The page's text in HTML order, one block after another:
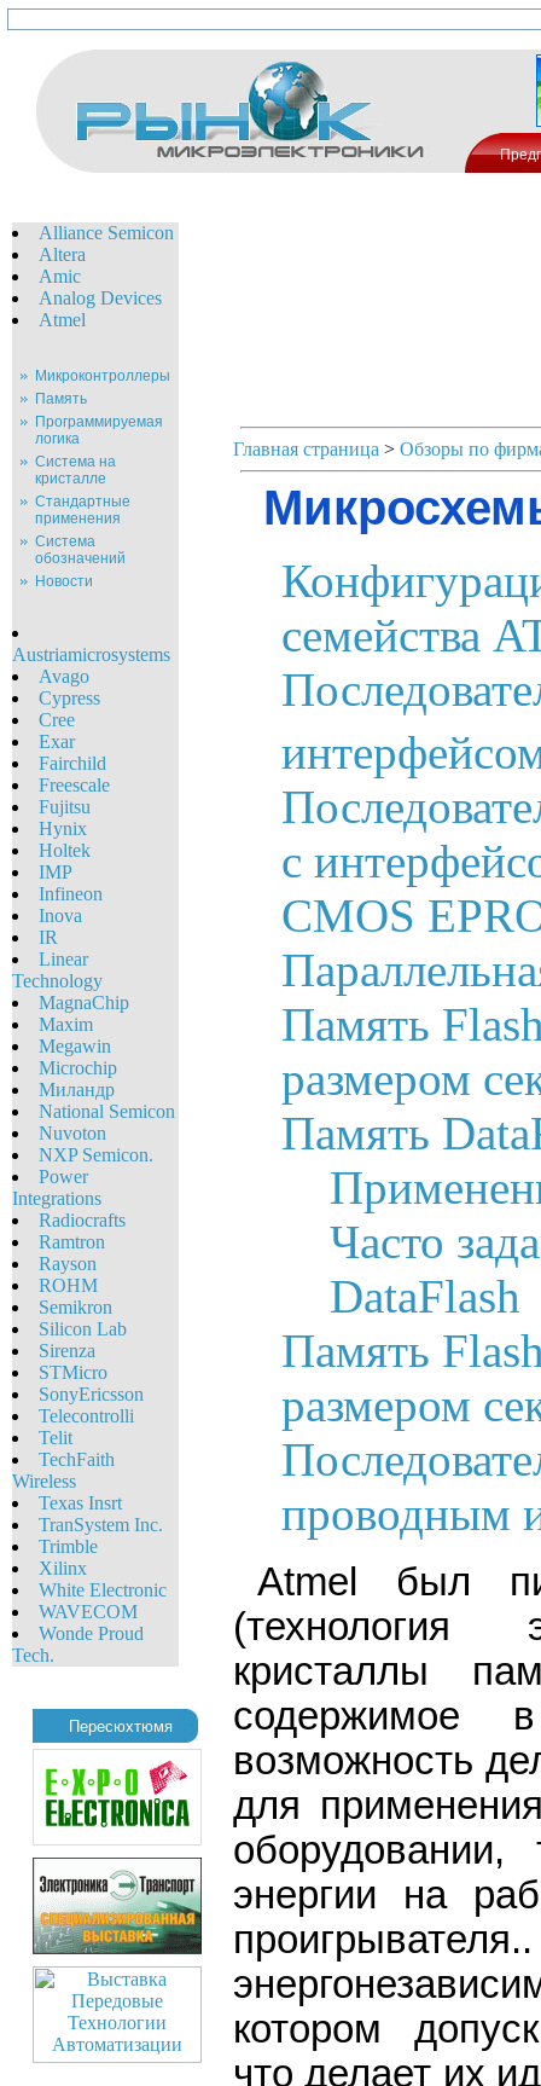
Alliance Semicon
Altera
Amic
Analog Devices
Atmel
Микроконтроллеры
Память
Программируемая
логика
Система на
кристалле
Стандартные
применения
Система
обозначений
Новости
Austriamicrosystems
Avago
Cypress
Cree
Exar
Fairchild
Freescale
Fujitsu
Hynix
Holtek
IMP
Infineon
Inova
IR
Linear
Technology
MagnaChip
Maxim
Megawin
Microchip
Миландр
National Semicon
Nuvoton
NXP Semicon.
Power
Integrations
Radiocrafts
Ramtron
Rayson
ROHM
Semikron
Silicon Lab
Sirenza
STMicro
SonyEricsson
Telecontrolli
Telit
TechFaith
Wireless
Texas Insrt
TranSystem Inc.
Trimble
Xilinx
White Eleсtronic
WAVECOM
Wonde Proud
Tech.
Пересюхтюмя
Главная страница > Обзоры по
семейства
с
CMOS
Память
размером
Память
Часто
DataFlash
Память
размером
проводным
Atmel был
(технология
кристаллы
содержимое
возможность
для
энергии на
котором
что делает их